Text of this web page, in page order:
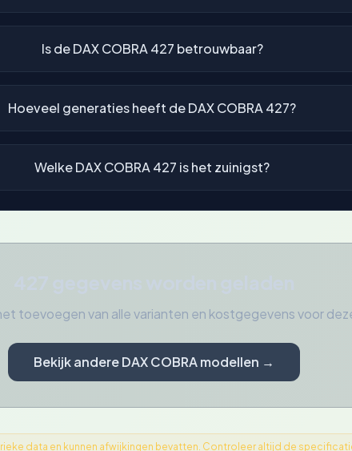
Is de DAX COBRA 427 betrouwbaar?
Hoeveel generaties heeft de DAX COBRA 427?
Welke DAX COBRA 427 is het zuinigst?
toevoegen van alle varianten en kostgegevens voor
Bekijk andere DAX COBRA modellen →
data en kunnen afwijkingen bevatten. Controleer altijd de